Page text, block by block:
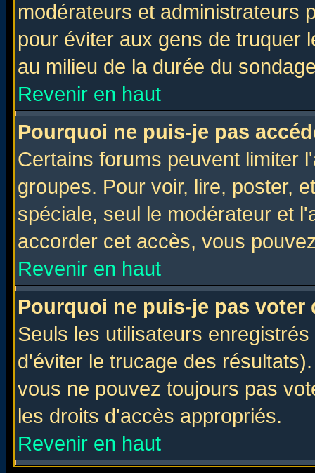
modérateurs et administrateurs
pour éviter aux gens de truquer
au milieu de la durée du
Revenir en haut
Pourquoi ne puis-je pas
Certains forums peuvent limiter
groupes. Pour voir, lire, poster,
spéciale, seul le modérateur et
accorder cet accès, vous
Revenir en haut
Pourquoi ne puis-je pas voter
Seuls les utilisateurs
d'éviter le trucage des
vous ne pouvez toujours pas
les droits d'accès appropriés.
Revenir en haut